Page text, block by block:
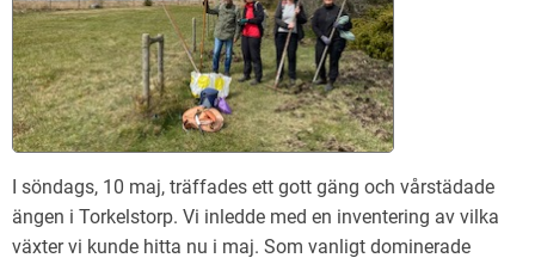
I söndags, 10 maj, träffades ett gott gäng och vårstädade
ängen i Torkelstorp. Vi inledde med en inventering av vilka
växter vi kunde hitta nu i maj. Som vanligt dominerade